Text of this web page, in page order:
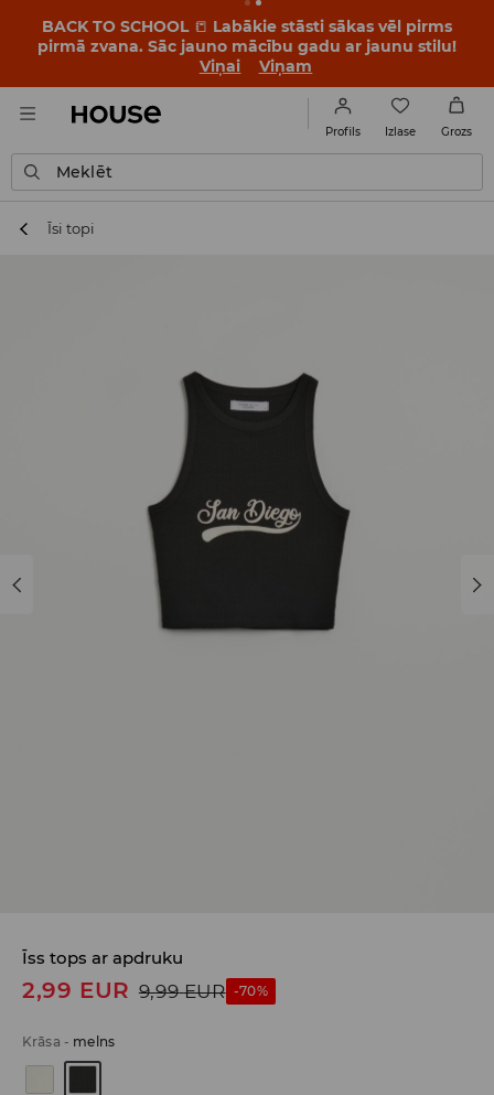
BACK TO SCHOOL 📒 Labākie stāsti sākas vēl pirms
pirmā zvana. Sāc jauno mācību gadu ar jaunu stilu!
Viņai
Viņam
Profils Izlase Grozs
Meklēt
Īsi topi
Īss tops ar apdruku
2,99 EUR 9,99 EUR -70%
Krāsa - melns